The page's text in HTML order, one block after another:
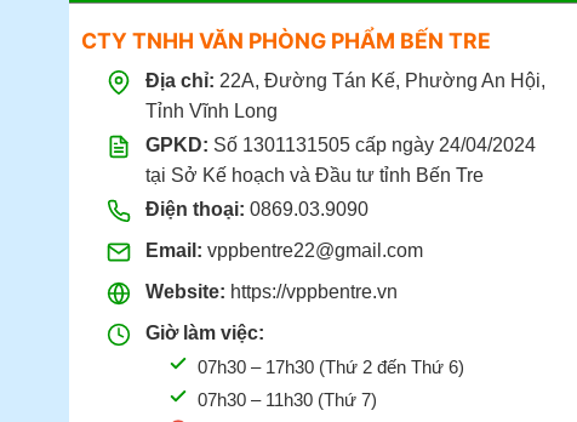
CTY TNHH VĂN PHÒNG PHẨM BẾN TRE
Địa chỉ: 22A, Đường Tán Kế, Phường An Hội,
Tỉnh Vĩnh Long
GPKD: Số 1301131505 cấp ngày 24/04/2024
tại Sở Kế hoạch và Đầu tư tỉnh Bến Tre
Điện thoại: 0869.03.9090
Email: vppbentre22@gmail.com
Website: https://vppbentre.vn
Giờ làm việc:
07h30 – 17h30 (Thứ 2 đến Thứ 6)
07h30 – 11h30 (Thứ 7)